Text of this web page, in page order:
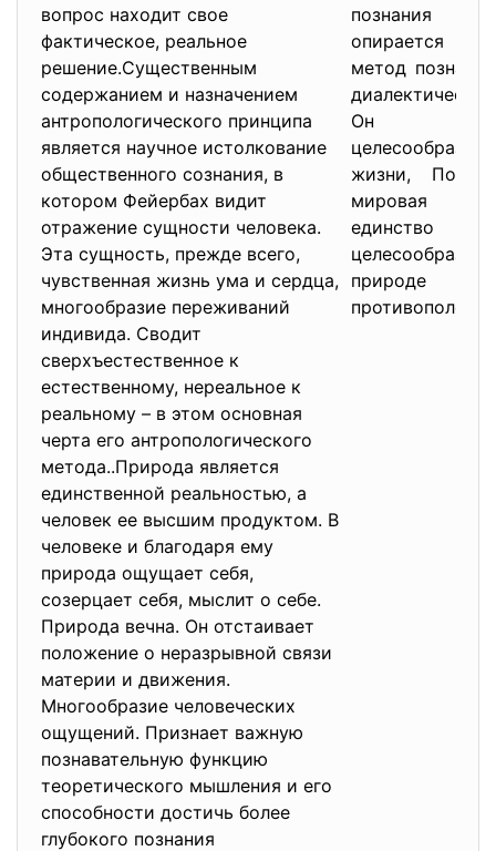
вопрос находит свое
фактическое, реальное
решение.Существенным
содержанием и назначением
антропологического принципа
является научное истолкование
общественного сознания, в
котором Фейербах видит
отражение сущности человека.
Эта сущность, прежде всего,
чувственная жизнь ума и сердца,
многообразие переживаний
индивида. Сводит
сверхъестественное к
естественному, нереальное к
реальному – в этом основная
черта его антропологического
метода..Природа является
единственной реальностью, а
человек ее высшим продуктом. В
человеке и благодаря ему
природа ощущает себя,
созерцает себя, мыслит о себе.
Природа вечна. Он отстаивает
положение о неразрывной связи
материи и движения.
Многообразие человеческих
ощущений. Признает важную
познавательную функцию
теоретического мышления и его
способности достичь более
глубокого познания
познания
опирается на
метод
Он
жизни, По
мировая
единство
природе